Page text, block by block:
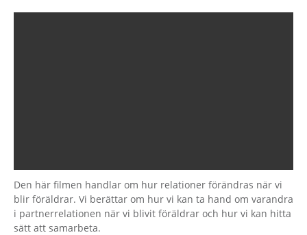
Den här filmen handlar om hur relationer förändras när vi
blir föräldrar. Vi berättar om hur vi kan ta hand om varandra
i partnerrelationen när vi blivit föräldrar och hur vi kan hitta
sätt att samarbeta.